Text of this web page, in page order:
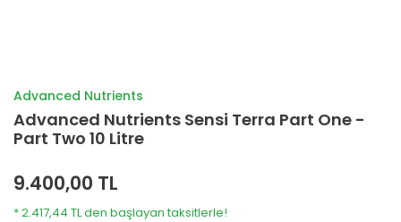
Advanced Nutrients
Advanced Nutrients Sensi Terra Part One -
Part Two 10 Litre
9.400,00 TL
* 2.417,44 TL den başlayan taksitlerle!